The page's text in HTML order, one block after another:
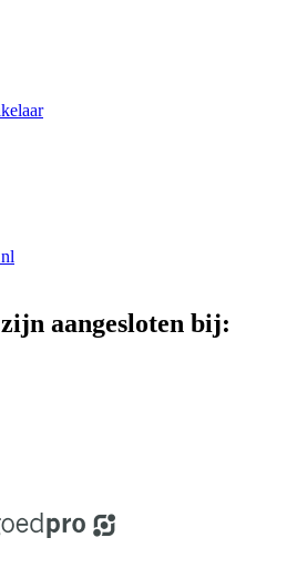
aangesloten bij: